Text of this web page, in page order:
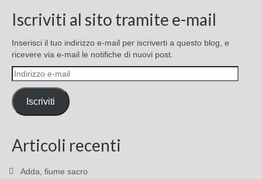
Iscriviti al sito tramite e-mail
Inserisci il tuo indirizzo e-mail per iscriverti a questo blog, e
ricevere via e-mail le notifiche di nuovi post.
Indirizzo
e-
mail
Iscriviti
Articoli recenti
Adda, fiume sacro